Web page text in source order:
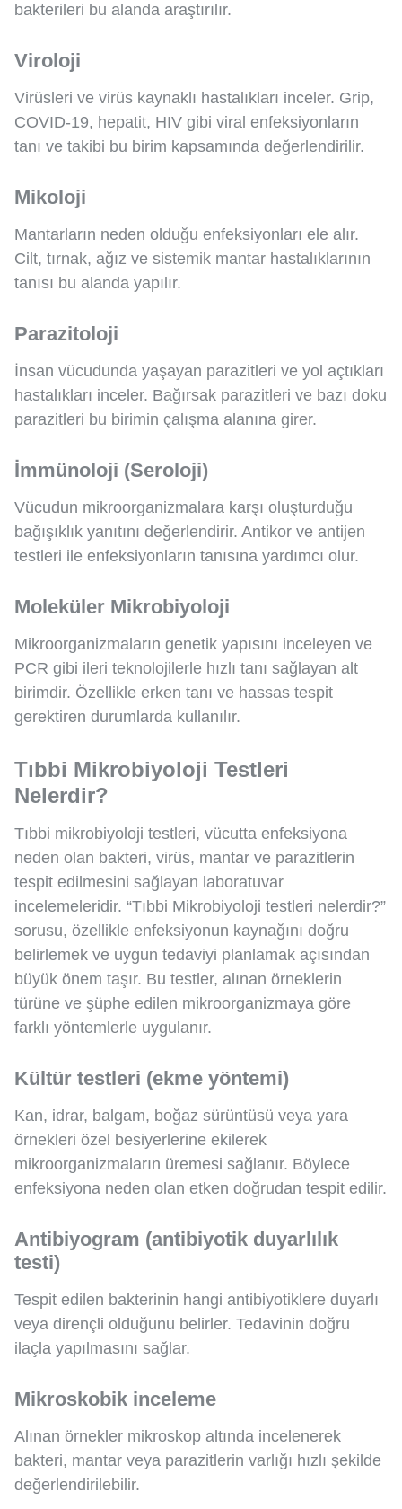
bakterileri bu alanda araştırılır.
Viroloji
Virüsleri ve virüs kaynaklı hastalıkları inceler. Grip,
COVID-19, hepatit, HIV gibi viral enfeksiyonların
tanı ve takibi bu birim kapsamında değerlendirilir.
Mikoloji
Mantarların neden olduğu enfeksiyonları ele alır.
Cilt, tırnak, ağız ve sistemik mantar hastalıklarının
tanısı bu alanda yapılır.
Parazitoloji
İnsan vücudunda yaşayan parazitleri ve yol açtıkları
hastalıkları inceler. Bağırsak parazitleri ve bazı doku
parazitleri bu birimin çalışma alanına girer.
İmmünoloji (Seroloji)
Vücudun mikroorganizmalara karşı oluşturduğu
bağışıklık yanıtını değerlendirir. Antikor ve antijen
testleri ile enfeksiyonların tanısına yardımcı olur.
Moleküler Mikrobiyoloji
Mikroorganizmaların genetik yapısını inceleyen ve
PCR gibi ileri teknolojilerle hızlı tanı sağlayan alt
birimdir. Özellikle erken tanı ve hassas tespit
gerektiren durumlarda kullanılır.
Tıbbi Mikrobiyoloji Testleri
Nelerdir?
Tıbbi mikrobiyoloji testleri, vücutta enfeksiyona
neden olan bakteri, virüs, mantar ve parazitlerin
tespit edilmesini sağlayan laboratuvar
incelemeleridir. “Tıbbi Mikrobiyoloji testleri nelerdir?”
sorusu, özellikle enfeksiyonun kaynağını doğru
belirlemek ve uygun tedaviyi planlamak açısından
büyük önem taşır. Bu testler, alınan örneklerin
türüne ve şüphe edilen mikroorganizmaya göre
farklı yöntemlerle uygulanır.
Kültür testleri (ekme yöntemi)
Kan, idrar, balgam, boğaz sürüntüsü veya yara
örnekleri özel besiyerlerine ekilerek
mikroorganizmaların üremesi sağlanır. Böylece
enfeksiyona neden olan etken doğrudan tespit edilir.
Antibiyogram (antibiyotik duyarlılık
testi)
Tespit edilen bakterinin hangi antibiyotiklere duyarlı
veya dirençli olduğunu belirler. Tedavinin doğru
ilaçla yapılmasını sağlar.
Mikroskobik inceleme
Alınan örnekler mikroskop altında incelenerek
bakteri, mantar veya parazitlerin varlığı hızlı şekilde
değerlendirilebilir.